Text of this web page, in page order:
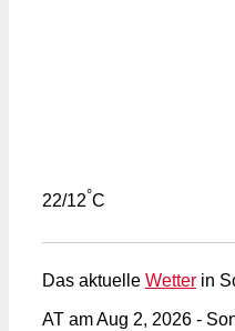
22/12°C
Das aktuelle Wetter in
AT am Aug 2, 2026 -